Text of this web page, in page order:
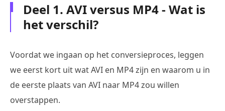
Deel 1. AVI versus MP4 - Wat is
het verschil?
Voordat we ingaan op het conversieproces, leggen
we eerst kort uit wat AVI en MP4 zijn en waarom u in
de eerste plaats van AVI naar MP4 zou willen
overstappen.